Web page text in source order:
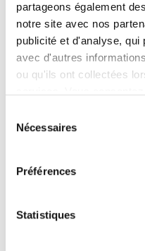
partageons également
notre site avec nos
publicité et d'analyse,
avec d'autres
ou qu'ils ont collectées
Nécessaires
Préférences
Statistiques
Camp SF 2.0
Poursuivre votre
Weekend
Weekend
Weekend
Formation Stadium
Sport et Foi Grenoble